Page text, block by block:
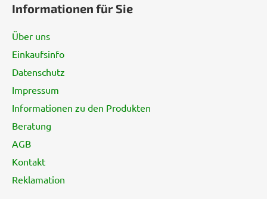
Informationen für Sie
Über uns
Einkaufsinfo
Datenschutz
Impressum
Informationen zu den Produkten
Beratung
AGB
Kontakt
Reklamation